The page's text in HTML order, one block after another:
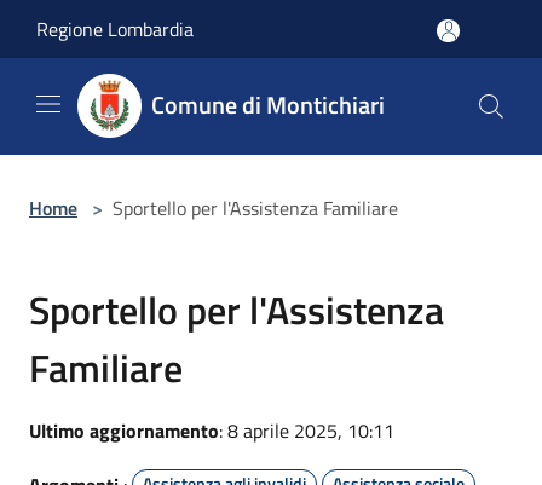
Regione Lombardia
Comune di Montichiari
Home > Sportello per l'Assistenza Familiare
Sportello per l'Assistenza
Familiare
Ultimo aggiornamento: 8 aprile 2025, 10:11